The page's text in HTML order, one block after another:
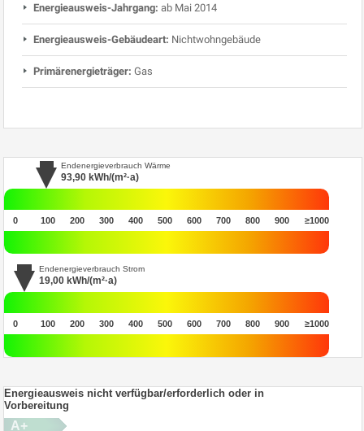
Energieausweis-Jahrgang: ab Mai 2014
Energieausweis-Gebäudeart: Nichtwohngebäude
Primärenergieträger: Gas
Endenergieverbrauch Wärme
93,90 kWh/(m²·a)
0 100 200 300 400 500 600 700 800 900 ≥1000
Endenergieverbrauch Strom
19,00 kWh/(m²·a)
0 100 200 300 400 500 600 700 800 900 ≥1000
Energieausweis nicht verfügbar/erforderlich oder in
Vorbereitung
A+